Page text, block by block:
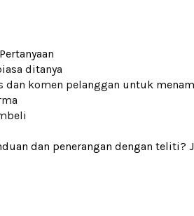
ditanya
dan komen pelanggan untuk
dan penerangan dengan teliti?